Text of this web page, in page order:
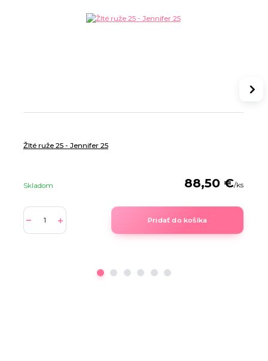
Žlté ruže 25 - Jennifer 25
88,50 €/ks
Skladom
Pridať do košíka